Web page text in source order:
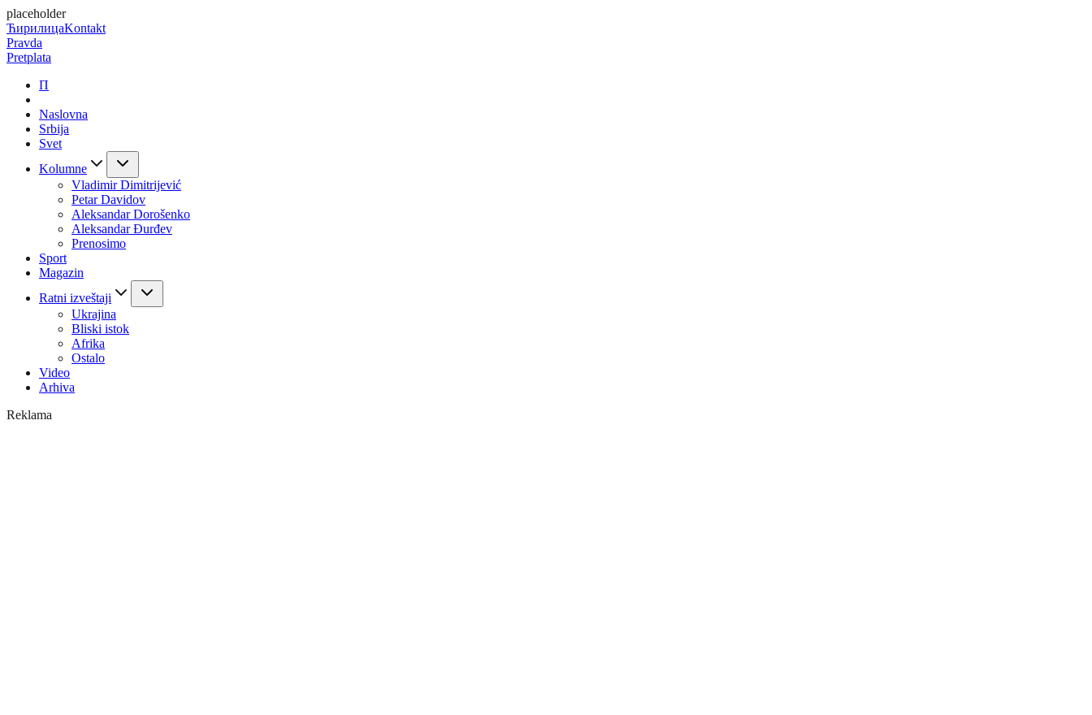
placeholder
ЋирилицаKontakt
Pravda
Pretplata
П
Naslovna
Srbija
Svet
Kolumne
Vladimir Dimitrijević
Petar Davidov
Aleksandar Dorošenko
Aleksandar Đurđev
Prenosimo
Sport
Magazin
Ratni izveštaji
Ukrajina
Bliski istok
Afrika
Ostalo
Video
Arhiva
Reklama